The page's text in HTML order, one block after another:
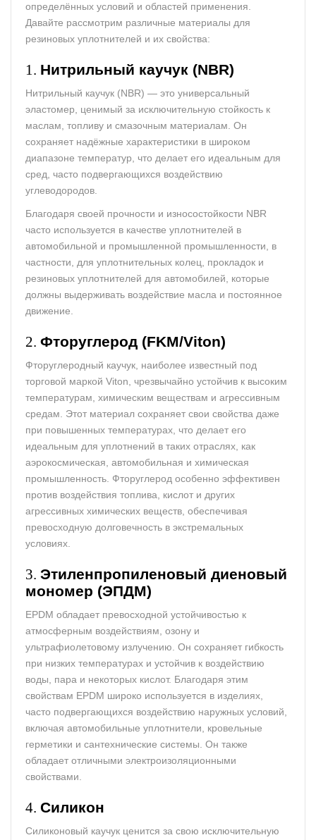
определённых условий и областей применения.
Давайте рассмотрим различные материалы для
резиновых уплотнителей и их свойства:
1. Нитрильный каучук (NBR)
Нитрильный каучук (NBR) — это универсальный
эластомер, ценимый за исключительную стойкость к
маслам, топливу и смазочным материалам. Он
сохраняет надёжные характеристики в широком
диапазоне температур, что делает его идеальным для
сред, часто подвергающихся воздействию
углеводородов.
Благодаря своей прочности и износостойкости NBR
часто используется в качестве уплотнителей в
автомобильной и промышленной промышленности, в
частности, для уплотнительных колец, прокладок и
резиновых уплотнителей для автомобилей, которые
должны выдерживать воздействие масла и постоянное
движение.
2. Фторуглерод (FKM/Viton)
Фторуглеродный каучук, наиболее известный под
торговой маркой Viton, чрезвычайно устойчив к высоким
температурам, химическим веществам и агрессивным
средам. Этот материал сохраняет свои свойства даже
при повышенных температурах, что делает его
идеальным для уплотнений в таких отраслях, как
аэрокосмическая, автомобильная и химическая
промышленность. Фторуглерод особенно эффективен
против воздействия топлива, кислот и других
агрессивных химических веществ, обеспечивая
превосходную долговечность в экстремальных
условиях.
3. Этиленпропиленовый диеновый
мономер (ЭПДМ)
EPDM обладает превосходной устойчивостью к
атмосферным воздействиям, озону и
ультрафиолетовому излучению. Он сохраняет гибкость
при низких температурах и устойчив к воздействию
воды, пара и некоторых кислот. Благодаря этим
свойствам EPDM широко используется в изделиях,
часто подвергающихся воздействию наружных условий,
включая автомобильные уплотнители, кровельные
герметики и сантехнические системы. Он также
обладает отличными электроизоляционными
свойствами.
4. Силикон
Силиконовый каучук ценится за свою исключительную